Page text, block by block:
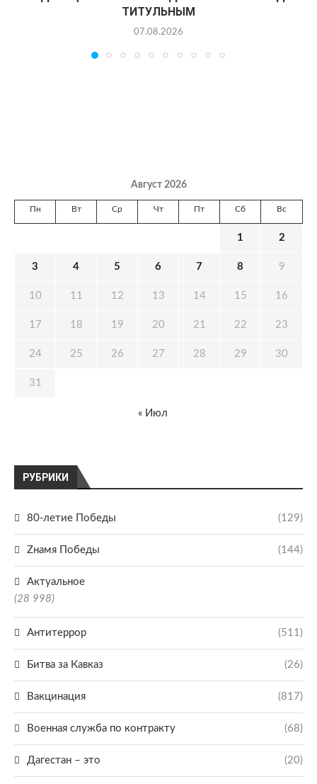
ТИТУЛЬНЫМ
07.08.2026
РУБРИКИ
80-летие Победы (129)
Zнамя Победы (144)
Актуальное
(28 998)
Антитеррор (511)
Битва за Кавказ (26)
Вакцинация (817)
Военная служба по контракту (68)
Дагестан – это (20)
Август 2026
Пн Вт Ср Чт Пт Сб Вс
1 2
3 4 5 6 7 8 9
10 11 12 13 14 15 16
17 18 19 20 21 22 23
24 25 26 27 28 29 30
31
« Июл